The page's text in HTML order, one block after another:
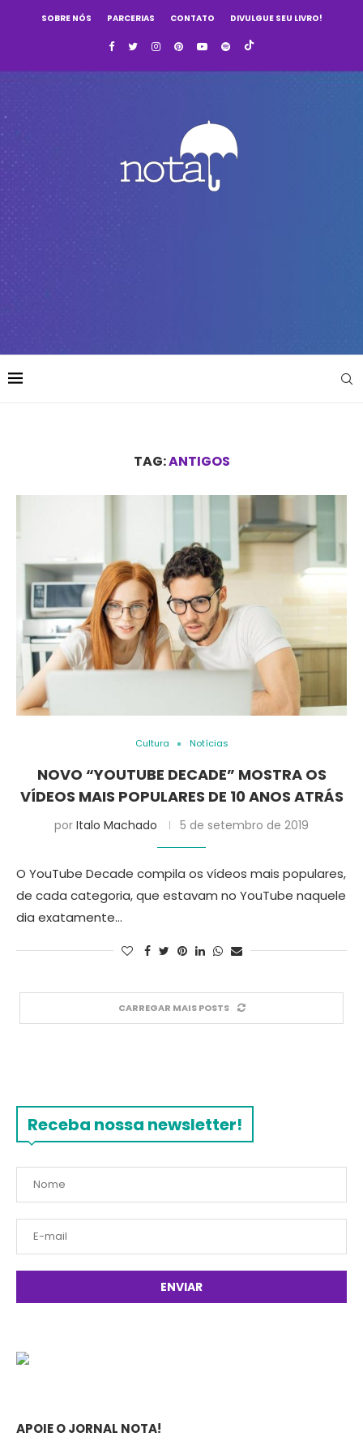
SOBRE NÓS PARCERIAS CONTATO DIVULGUE SEU LIVRO!
TAG:ANTIGOS
Cultura Notícias
NOVO “YOUTUBE DECADE” MOSTRA OS
VÍDEOS MAIS POPULARES DE 10 ANOS ATRÁS
por Italo Machado 5 de setembro de 2019
O YouTube Decade compila os vídeos mais populares,
de cada categoria, que estavam no YouTube naquele
dia exatamente…
CARREGAR MAIS POSTS
Receba nossa newsletter!
APOIE O JORNAL NOTA!